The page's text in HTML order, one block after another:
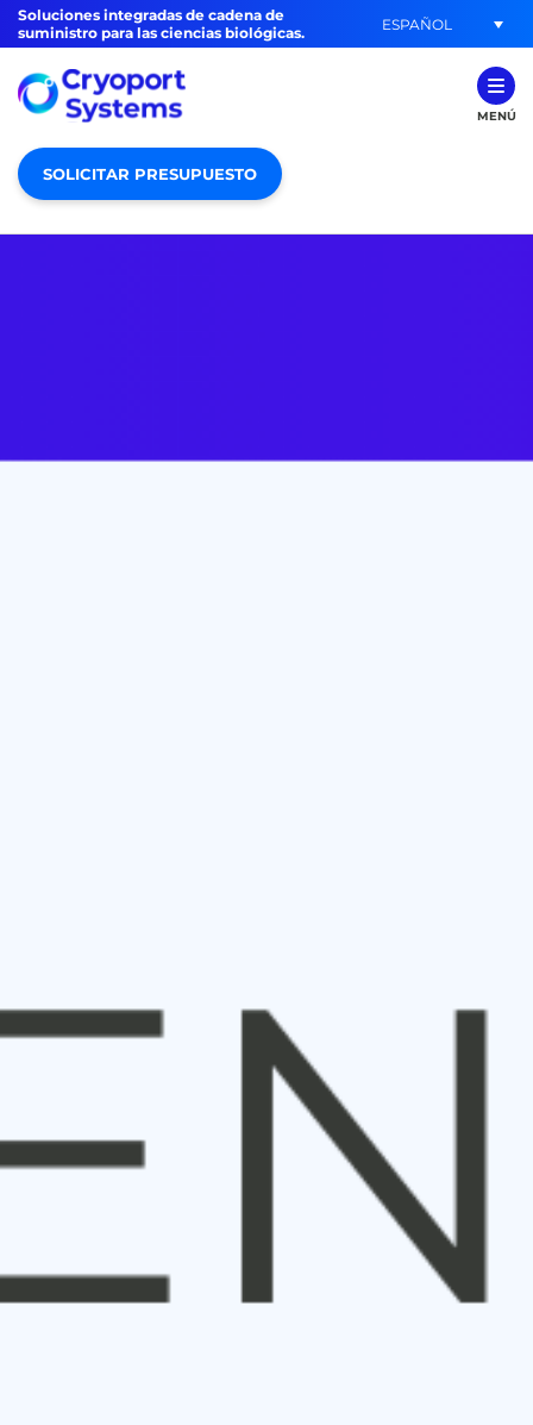
Soluciones integradas de cadena de
suministro para las ciencias biológicas.
ESPAÑOL
MENÚ
SOLICITAR PRESUPUESTO